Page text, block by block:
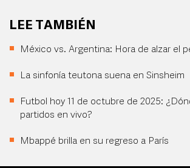
LEE TAMBIÉN
México vs. Argentina: Hora de alzar el
La sinfonía teutona suena en Sinsheim
Futbol hoy 11 de octubre de 2025:
partidos en vivo?
Mbappé brilla en su regreso a París